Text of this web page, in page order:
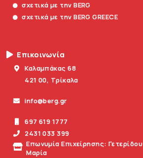
σχετικά με την BERG
σχετικά με την BERG GREECE
Επικοινωνία
Καλαμπάκας 68
421 00, Τρίκαλα
info@berg.gr
697 619 1777
2431 033 399
Επωνυμία Επιχείρησης: Γετερίδου
Μαρία